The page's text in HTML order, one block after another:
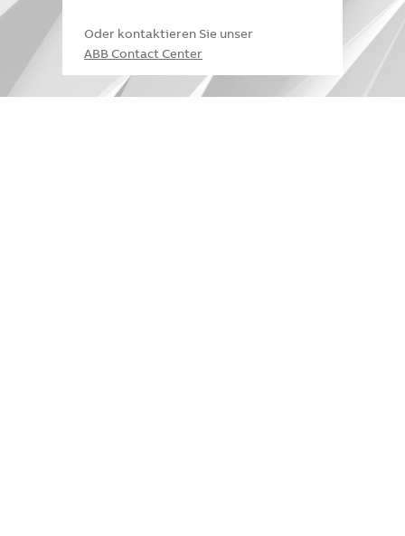
Oder kontaktieren Sie unser
ABB Contact Center